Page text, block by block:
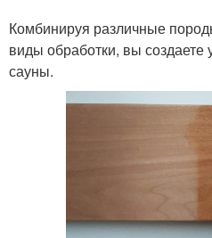
Комбинируя различные
виды обработки, вы создаете
сауны.